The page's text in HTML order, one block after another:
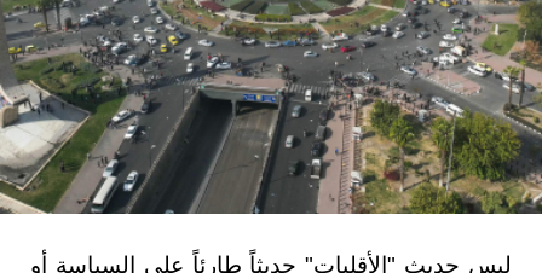
ليس حديث "الأقليات" حديثاً طارئاً على السياسة أو